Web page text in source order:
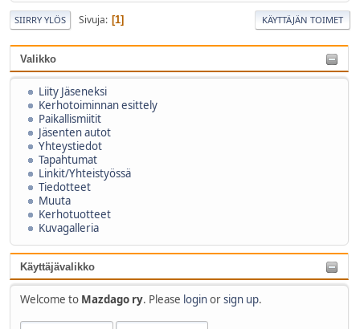
Valikko
Liity Jäseneksi
Kerhotoiminnan esittely
Paikallismiitit
Jäsenten autot
Yhteystiedot
Tapahtumat
Linkit/Yhteistyössä
Tiedotteet
Muuta
Kerhotuotteet
Kuvagalleria
Käyttäjävalikko
Welcome to Mazdago ry. Please loginorsign up.
SIIRRY YLÖS Sivuja 1 KÄYTTÄJÄN TOIMET